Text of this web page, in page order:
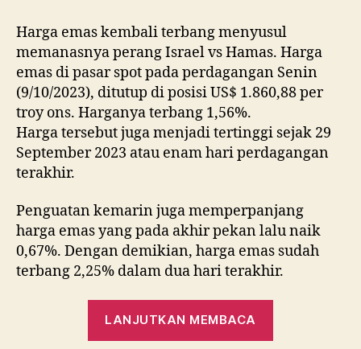
Harga emas kembali terbang menyusul
memanasnya perang Israel vs Hamas. Harga
emas di pasar spot pada perdagangan Senin
(9/10/2023), ditutup di posisi US$ 1.860,88 per
troy ons. Harganya terbang 1,56%.
Harga tersebut juga menjadi tertinggi sejak 29
September 2023 atau enam hari perdagangan
terakhir.
Penguatan kemarin juga memperpanjang
harga emas yang pada akhir pekan lalu naik
0,67%. Dengan demikian, harga emas sudah
terbang 2,25% dalam dua hari terakhir.
LANJUTKAN MEMBACA